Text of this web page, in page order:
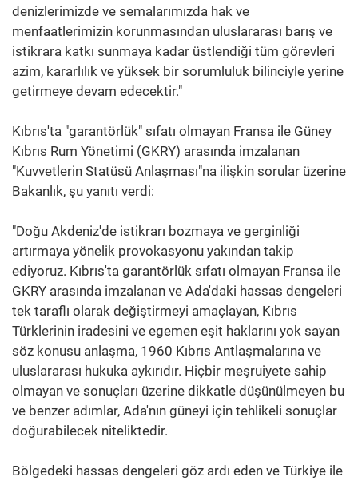
denizlerimizde ve semalarımızda hak ve
menfaatlerimizin korunmasından uluslararası barış ve
istikrara katkı sunmaya kadar üstlendiği tüm görevleri
azim, kararlılık ve yüksek bir sorumluluk bilinciyle yerine
getirmeye devam edecektir."
Kıbrıs'ta "garantörlük" sıfatı olmayan Fransa ile Güney
Kıbrıs Rum Yönetimi (GKRY) arasında imzalanan
"Kuvvetlerin Statüsü Anlaşması"na ilişkin sorular üzerine
Bakanlık, şu yanıtı verdi:
"Doğu Akdeniz'de istikrarı bozmaya ve gerginliği
artırmaya yönelik provokasyonu yakından takip
ediyoruz. Kıbrıs'ta garantörlük sıfatı olmayan Fransa ile
GKRY arasında imzalanan ve Ada'daki hassas dengeleri
tek taraflı olarak değiştirmeyi amaçlayan, Kıbrıs
Türklerinin iradesini ve egemen eşit haklarını yok sayan
söz konusu anlaşma, 1960 Kıbrıs Antlaşmalarına ve
uluslararası hukuka aykırıdır. Hiçbir meşruiyete sahip
olmayan ve sonuçları üzerine dikkatle düşünülmeyen bu
ve benzer adımlar, Ada'nın güneyi için tehlikeli sonuçlar
doğurabilecek niteliktedir.
Bölgedeki hassas dengeleri göz ardı eden ve Türkiye ile